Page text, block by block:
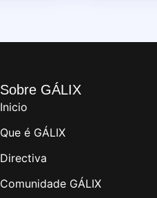
Sobre GÁLIX
Inicio
Que é GÁLIX
Directiva
Comunidade GÁLIX